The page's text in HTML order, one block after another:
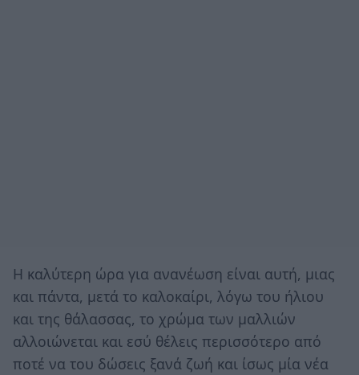
Η καλύτερη ώρα για ανανέωση είναι αυτή, μιας
και πάντα, μετά το καλοκαίρι, λόγω του ήλιου
και της θάλασσας, το χρώμα των μαλλιών
αλλοιώνεται και εσύ θέλεις περισσότερο από
ποτέ να του δώσεις ξανά ζωή και ίσως μία νέα